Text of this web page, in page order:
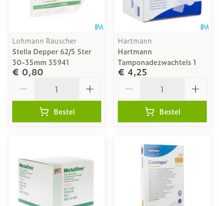
Lohmann Rauscher
Stella Depper 62/5 Ster
30-35mm 35941
€ 0,80
Bestel
Hartmann
Hartmann
Tamponadezwachtels 1
€ 4,25
Bestel